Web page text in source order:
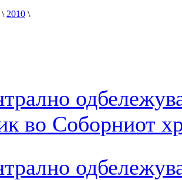
\2010 \